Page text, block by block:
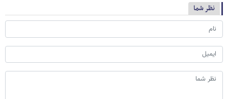
نظر شما